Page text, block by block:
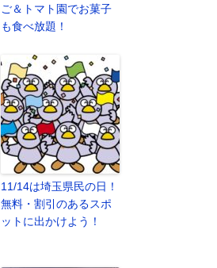
ご＆トマト園でお菓子
も食べ放題！
11/14は埼玉県民の日！
無料・割引のあるスポ
ットに出かけよう！